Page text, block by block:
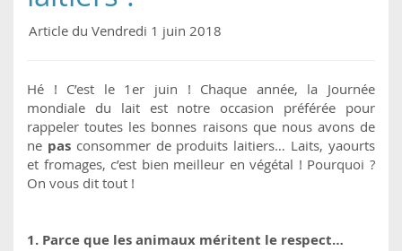
Article du Vendredi 1 juin 2018
Hé ! C’est le 1er juin ! Chaque année, la Journée
mondiale du lait est notre occasion préférée pour
rappeler toutes les bonnes raisons que nous avons de
ne pasconsommer de produits laitiers… Laits, yaourts
et fromages, c’est bien meilleur en végétal ! Pourquoi ?
On vous dit tout !
1. Parce que les animaux méritent le respect…